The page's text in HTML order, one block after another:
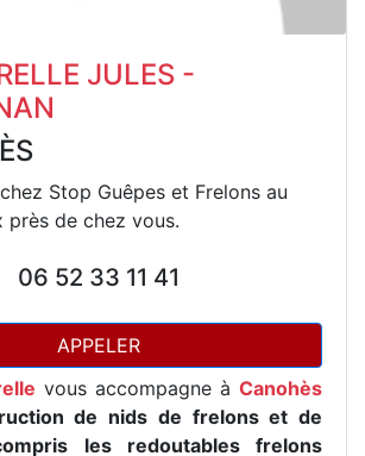
JULES -
Stop Guêpes et Frelons au
près de chez vous.
06 52 33 11 41
APPELER
vous accompagne à Canohès
de nids de frelons et de
les redoutables frelons